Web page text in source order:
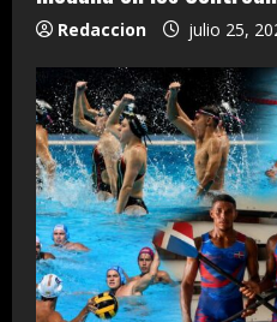
Redaccion julio 25,